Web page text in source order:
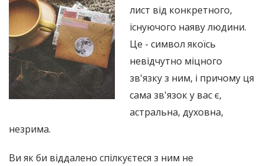
лист від конкретного,
існуючого наяву людини.
Це - символ якоїсь
невідчутно міцного
зв'язку з ним, і причому ця
сама зв'язок у вас є,
астральна, духовна,
незрима.
Ви як би віддалено спілкуєтеся з ним не